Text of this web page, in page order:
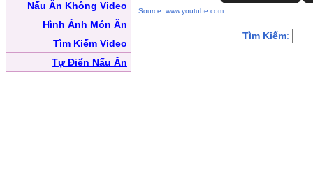
Nấu Ăn Không Video
Hình Ảnh Món Ăn
Tìm Kiếm Video
Tự Điển Nấu Ăn
Source: www.youtube.com
Tìm Kiếm: